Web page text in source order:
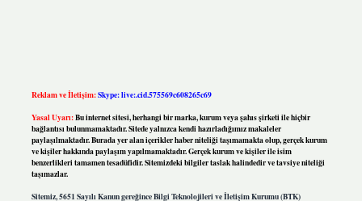
Reklam ve İletişim:Skype: live:.cid.575569c608265c69
Yasal Uyarı:Bu internet sitesi, herhangi bir marka, kurum veya şahıs şirketi ile hiçbir
bağlantısı bulunmamaktadır. Sitede yalnızca kendi hazırladığımız makaleler
paylaşılmaktadır. Burada yer alan içerikler haber niteliği taşımamakta olup, gerçek kurum
ve kişiler hakkında paylaşım yapılmamaktadır. Gerçek kurum ve kişiler ile isim
benzerlikleri tamamen tesadüfidir. Sitemizdeki bilgiler taslak halindedir ve tavsiye niteliği
taşımazlar.
Sitemiz, 5651 Sayılı Kanun gereğince Bilgi Teknolojileri ve İletişim Kurumu (BTK)